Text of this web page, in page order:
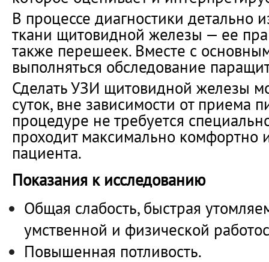
В процессе диагностики детально
ткани щитовидной железы — ее
также перешеек. Вместе с
выполняться обследование
Сделать УЗИ щитовидной железы
суток, вне зависимости от приема
процедуре не требуется
проходит максимально комфортно
пациента.
Показания к исследованию
Общая слабость, быстрая
умственной и физической
Повышенная потливость.